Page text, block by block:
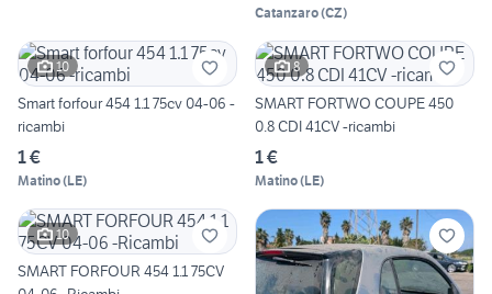
Catanzaro(CZ)
10
Smart forfour 454 1.1 75cv 04-06 -
ricambi
1 €
Matino(LE)
8
SMART FORTWO COUPE 450
0.8 CDI 41CV -ricambi
1 €
Matino(LE)
10
SMART FORFOUR 454 1.1 75CV